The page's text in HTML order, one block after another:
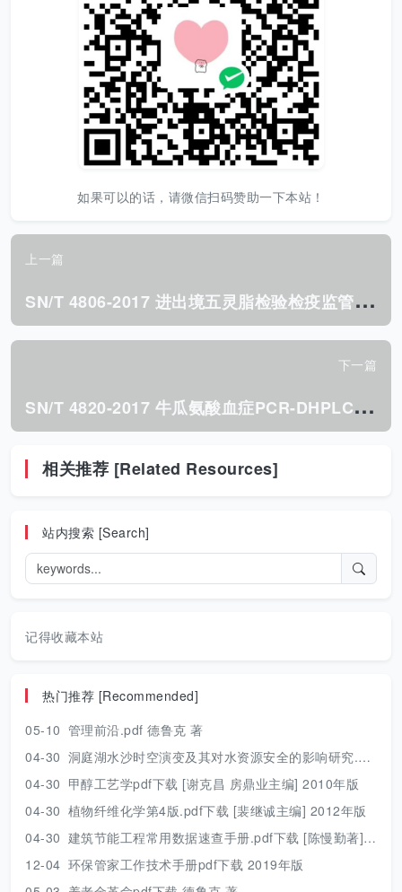
如果可以的话，请微信扫码赞助一下本站！
上一篇
S
N/T 4806-2017 进出境五灵脂检验检疫监管规程.pdf
下一篇
S
N/T 4820-2017 牛瓜氨酸血症PCR-DHPLC检测方法.pdf
相关推荐 [Related Resources]
站内搜索 [Search]
记得收藏本站
热门推荐 [Recommended]
05-10 管理前沿.pdf 德鲁克 著
04-30 洞庭湖水沙时空演变及其对水资源安全的影响研究.pdf 胡光伟 著 2017年版
04-30 甲醇工艺学pdf下载 [谢克昌 房鼎业主编] 2010年版
04-30 植物纤维化学第4版.pdf下载 [裴继诚主编] 2012年版
04-30 建筑节能工程常用数据速查手册.pdf下载 [陈慢勤著] 2010年版
12-04 环保管家工作技术手册pdf下载 2019年版